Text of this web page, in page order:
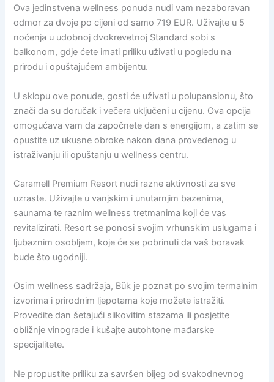
Ova jedinstvena wellness ponuda nudi vam nezaboravan
odmor za dvoje po cijeni od samo 719 EUR. Uživajte u 5
noćenja u udobnoj dvokrevetnoj Standard sobi s
balkonom, gdje ćete imati priliku uživati u pogledu na
prirodu i opuštajućem ambijentu.
U sklopu ove ponude, gosti će uživati u polupansionu, što
znači da su doručak i večera uključeni u cijenu. Ova opcija
omogućava vam da započnete dan s energijom, a zatim se
opustite uz ukusne obroke nakon dana provedenog u
istraživanju ili opuštanju u wellness centru.
Caramell Premium Resort nudi razne aktivnosti za sve
uzraste. Uživajte u vanjskim i unutarnjim bazenima,
saunama te raznim wellness tretmanima koji će vas
revitalizirati. Resort se ponosi svojim vrhunskim uslugama i
ljubaznim osobljem, koje će se pobrinuti da vaš boravak
bude što ugodniji.
Osim wellness sadržaja, Bük je poznat po svojim termalnim
izvorima i prirodnim ljepotama koje možete istražiti.
Provedite dan šetajući slikovitim stazama ili posjetite
obližnje vinograde i kušajte autohtone mađarske
specijalitete.
Ne propustite priliku za savršen bijeg od svakodnevnog